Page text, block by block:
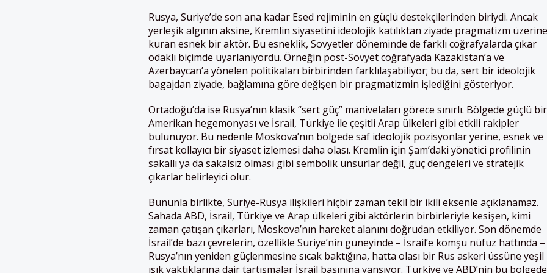
Rusya, Suriye’de son ana kadar Esed rejiminin en güçlü destekçilerinden biriydi. Ancak
yerleşik algının aksine, Kremlin siyasetini ideolojik katılıktan ziyade pragmatizm üzerine
kuran esnek bir aktör. Bu esneklik, Sovyetler döneminde de farklı coğrafyalarda çıkar
odaklı biçimde uyarlanıyordu. Örneğin post-Sovyet coğrafyada Kazakistan’a ve
Azerbaycan’a yönelen politikaları birbirinden farklılaşabiliyor; bu da, sert bir ideolojik
bagajdan ziyade, bağlamına göre değişen bir pragmatizmin işlediğini gösteriyor.
Ortadoğu’da ise Rusya’nın klasik “sert güç” manivelaları görece sınırlı. Bölgede güçlü bir
Amerikan hegemonyası ve İsrail, Türkiye ile çeşitli Arap ülkeleri gibi etkili rakipler
bulunuyor. Bu nedenle Moskova’nın bölgede saf ideolojik pozisyonlar yerine, esnek ve
fırsat kollayıcı bir siyaset izlemesi daha olası. Kremlin için Şam’daki yönetici profilinin
sakallı ya da sakalsız olması gibi sembolik unsurlar değil, güç dengeleri ve stratejik
çıkarlar belirleyici olur.
Bununla birlikte, Suriye-Rusya ilişkileri hiçbir zaman tekil bir ikili eksenle açıklanamaz.
Sahada ABD, İsrail, Türkiye ve Arap ülkeleri gibi aktörlerin birbirleriyle kesişen, kimi
zaman çatışan çıkarları, Moskova’nın hareket alanını doğrudan etkiliyor. Son dönemde
İsrail’de bazı çevrelerin, özellikle Suriye’nin güneyinde – İsrail’e komşu nüfuz hattında –
Rusya’nın yeniden güçlenmesine sıcak baktığına, hatta olası bir Rus askeri üssüne yeşil
ışık yaktıklarına dair tartışmalar İsrail basınına yansıyor. Türkiye ve ABD’nin bu bölgede